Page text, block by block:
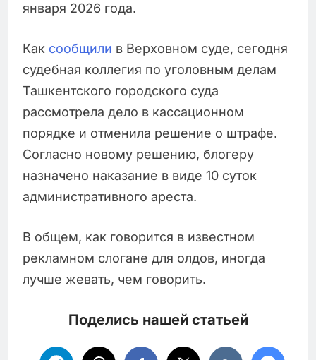
января 2026 года.
Как сообщили в Верховном суде, сегодня
судебная коллегия по уголовным делам
Ташкентского городского суда
рассмотрела дело в кассационном
порядке и отменила решение о штрафе.
Согласно новому решению, блогеру
назначено наказание в виде 10 суток
административного ареста.
В общем, как говорится в известном
рекламном слогане для олдов, иногда
лучше жевать, чем говорить.
Поделись нашей статьей